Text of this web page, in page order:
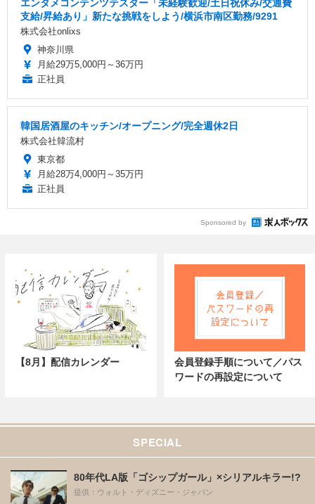
エンタメコンテンツテスター「未経験歓迎/土日祝休み/交通費
支給/昇給あり」新たな挑戦をしよう/横浜市南区勤務/9291
株式会社onlixs
神奈川県
月給29万5,000円～36万円
正社員
韓国居酒屋のキッチン/オープニング/完全週休2日
株式会社韓流村
東京都
月給28万4,000円～35万円
正社員
Sponsored by
【8月】配信カレンダー
会員登録手順について／パス
ワードの再設定について
SPECIAL
80年代LA版「ゴシップガール」×シリアルキラー!?
提供：ウォルト・ディズニー・ジャパン